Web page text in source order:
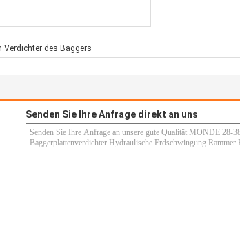
des Baggers
Senden Sie Ihre Anfrage direkt an uns